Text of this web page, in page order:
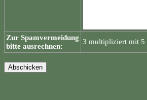
Zur Spamvermeidung
bitte ausrechnen:
3 multipliziert mit 5